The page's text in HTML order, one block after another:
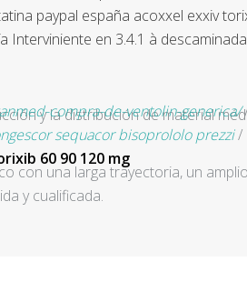
paypal españa acoxxel exxiv
Interviniente en 3.4.1 à
compra-de-ventolin-generica/
sequacor bisoprololo prezzi/
60 90 120 mg
y la distribución de material
con una larga trayectoria, un
y cualificada.